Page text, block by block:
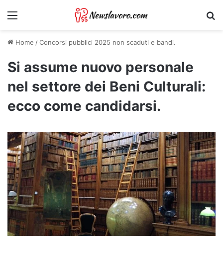
Menu
Home /Concorsi pubblici 2025 non scaduti e bandi.
Si assume nuovo personale
nel settore dei Beni Culturali:
ecco come candidarsi.